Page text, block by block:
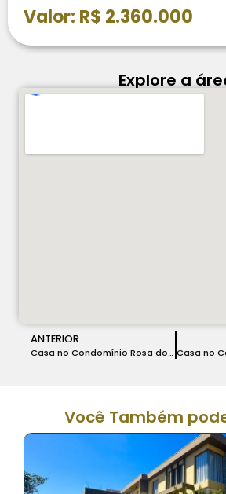
Valor: R$ 2.360.000
Explore a
ANTERIOR
Casa no Condomínio Rosa dos ventos em Vespasiano – COD 178
Você Também